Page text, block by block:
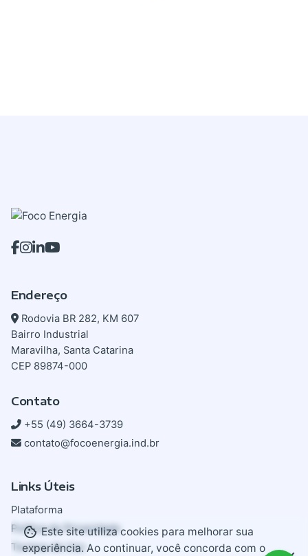
Endereço
Rodovia BR 282, KM 607
Bairro Industrial
Maravilha, Santa Catarina
CEP 89874-000
Contato
+55 (49) 3664-3739
contato@focoenergia.ind.br
Links Úteis
Plataforma
Política de Privacidade
Termos de Uso
Este site utiliza cookies para melhorar sua
experiência. Ao continuar, você concorda com o